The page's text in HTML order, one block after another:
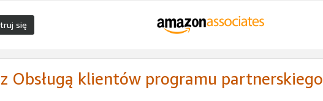
się
Obsługą klientów programu partnerskiego